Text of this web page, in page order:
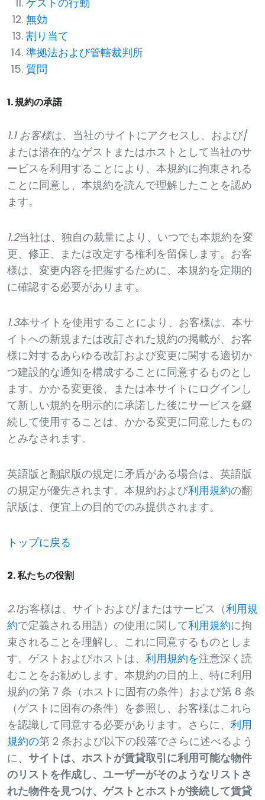
ゲストの行動
無効
割り当て
準拠法および管轄裁判所
質問
1. 規約の承諾
1.1 お客様は、当社のサイトにアクセスし、および/
または潜在的なゲストまたはホストとして当社のサ
ービスを利用することにより、本規約に拘束される
ことに同意し、本規約を読んで理解したことを認め
ます。
1.2当社は、独自の裁量により、いつでも本規約を変
更、修正、または改定する権利を留保します。お客
様は、変更内容を把握するために、本規約を定期的
に確認する必要があります。
1.3本サイトを使用することにより、お客様は、本サ
イトへの新規または改訂された規約の掲載が、お客
様に対するあらゆる改訂および変更に関する適切か
つ建設的な通知を構成することに同意するものとし
ます。かかる変更後、または本サイトにログインし
て新しい規約を明示的に承諾した後にサービスを継
続して使用することは、かかる変更に同意したもの
とみなされます。
英語版と翻訳版の規定に矛盾がある場合は、英語版
の規定が優先されます。本規約および利用規約の翻
訳版は、便宜上の目的でのみ提供されます。
トップに戻る
2. 私たちの役割
2.1お客様は、サイトおよび/またはサービス（利用規
約で定義される用語）の使用に関して利用規約に拘
束されることを理解し、これに同意するものとしま
す。ゲストおよびホストは、 利用規約を注意深く読
むことをお勧めします。本規約の目的上、特に利用
規約の第 7 条（ホストに固有の条件）および第 8 条
（ゲストに固有の条件）を参照し、お客様はこれら
を認識して同意する必要があります。さらに、 利用
規約の第 2 条および以下の段落でさらに述べるよう
に、 サイトは、ホストが賃貸取引に利用可能な物件
のリストを作成し、ユーザーがそのようなリストさ
れた物件を見つけ、ゲストとホストが接続して賃貸